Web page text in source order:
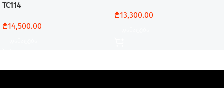
TC114
₾14,500.00
₾13,300.00